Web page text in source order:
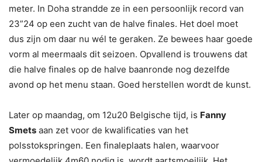
meter. In Doha strandde ze in een persoonlijk record van
23”24 op een zucht van de halve finales. Het doel moet
dus zijn om daar nu wél te geraken. Ze bewees haar goede
vorm al meermaals dit seizoen. Opvallend is trouwens dat
die halve finales op de halve baanronde nog dezelfde
avond op het menu staan. Goed herstellen wordt de kunst.
Later op maandag, om 12u20 Belgische tijd, is Fanny
Smets aan zet voor de kwalificaties van het
polsstokspringen. Een finaleplaats halen, waarvoor